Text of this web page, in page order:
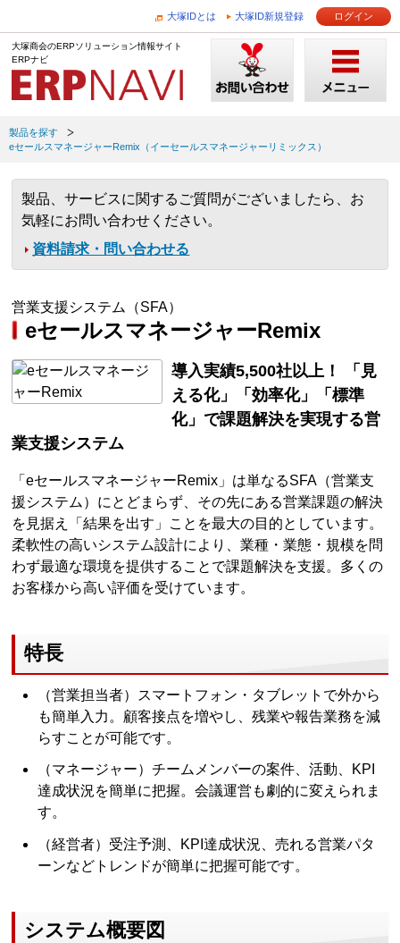
大塚IDとは 大塚ID新規登録 ログイン
大塚商会のERPソリューション情報サイト
ERPナビ
製品を探す
eセールスマネージャーRemix（イーセールスマネージャーリミックス）
製品、サービスに関するご質問がございましたら、お
気軽にお問い合わせください。
資料請求・問い合わせる
営業支援システム（SFA）
eセールスマネージャーRemix
導入実績5,500社以上！ 「見
える化」「効率化」「標準
化」で課題解決を実現する営
業支援システム
「eセールスマネージャーRemix」は単なるSFA（営業支
援システム）にとどまらず、その先にある営業課題の解決
を見据え「結果を出す」ことを最大の目的としています。
柔軟性の高いシステム設計により、業種・業態・規模を問
わず最適な環境を提供することで課題解決を支援。多くの
お客様から高い評価を受けています。
特長
（営業担当者）スマートフォン・タブレットで外から
も簡単入力。顧客接点を増やし、残業や報告業務を減
らすことが可能です。
（マネージャー）チームメンバーの案件、活動、KPI
達成状況を簡単に把握。会議運営も劇的に変えられま
す。
（経営者）受注予測、KPI達成状況、売れる営業パタ
ーンなどトレンドが簡単に把握可能です。
システム概要図